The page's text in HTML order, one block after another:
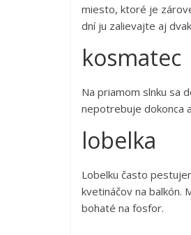
miesto, ktoré je
dní ju zalievajte aj
kosmatec
Na priamom slnku sa
nepotrebuje dokonca
lobelka
Lobelku často
kvetináčov na balkón.
bohaté na fosfor.